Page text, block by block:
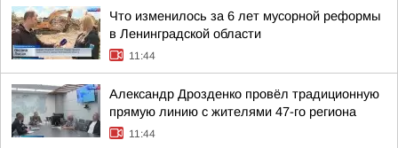
Что изменилось за 6 лет мусорной реформы
в Ленинградской области
11:44
Александр Дрозденко провёл традиционную
прямую линию с жителями 47-го региона
11:44